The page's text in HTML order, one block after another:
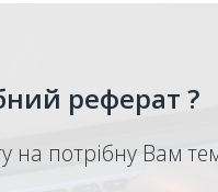
реферат ?
на потрібну Вам